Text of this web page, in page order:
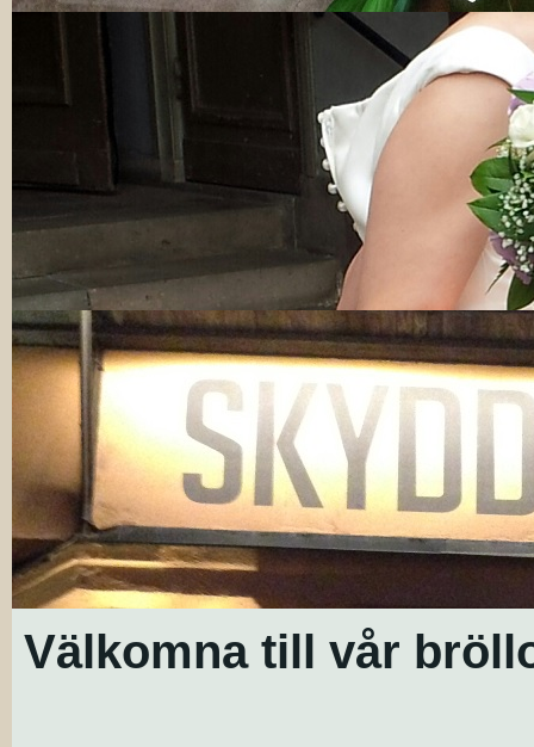
Välkomna till vår